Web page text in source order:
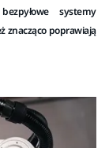
systemy
znacząco poprawiają